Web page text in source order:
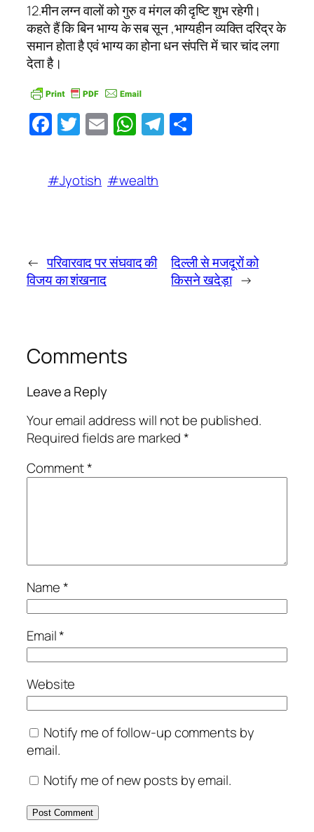
12.मीन लग्न वालों को गुरु व मंगल की दृष्टि शुभ रहेगी।
कहते हैं कि बिन भाग्य के सब सून ,भाग्यहीन व्यक्ति दरिद्र के
समान होता है एवं भाग्य का होना धन संपत्ति में चार चांद लगा
देता है।
Facebook
Twitter
EmailWhatsApp
Telegram
#Jyotish #wealth
← परिवारवाद पर संघवाद की
विजय का शंखनाद
दिल्ली से मजदूरों को
किसने खदेड़ा →
Comments
Leave a Reply
Your email address will not be published.
Required fields are marked*
Comment*
Name*
Email*
Website
Notify me of follow-up comments by
email.
Notify me of new posts by email.